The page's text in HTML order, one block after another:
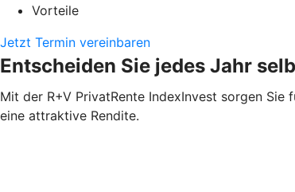
Vorteile
Jetzt Termin vereinbaren
Entscheiden Sie jedes Jahr
Mit der R+V PrivatRente IndexInvest sorgen
eine attraktive Rendite.